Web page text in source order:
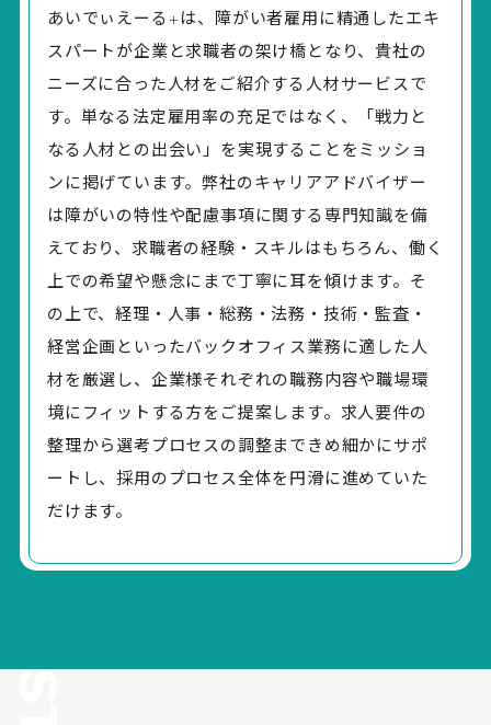
あいでぃえーる ＋ は、障がい者雇用に精通したエキ
スパートが企業と求職者の架け橋となり、貴社の
ニーズに合った人材をご紹介する人材サービスで
す。単なる法定雇用率の充足ではなく、「戦力と
なる人材との出会い」を実現することをミッショ
ンに掲げています。弊社のキャリアアドバイザー
は障がいの特性や配慮事項に関する専門知識を備
えており、求職者の経験・スキルはもちろん、働く
上での希望や懸念にまで丁寧に耳を傾けます。そ
の上で、経理・人事・総務・法務・技術・監査・
経営企画といったバックオフィス業務に適した人
材を厳選し、企業様それぞれの職務内容や職場環
境にフィットする方をご提案します。求人要件の
整理から選考プロセスの調整まできめ細かにサポ
ートし、採用のプロセス全体を円滑に進めていた
だけます。